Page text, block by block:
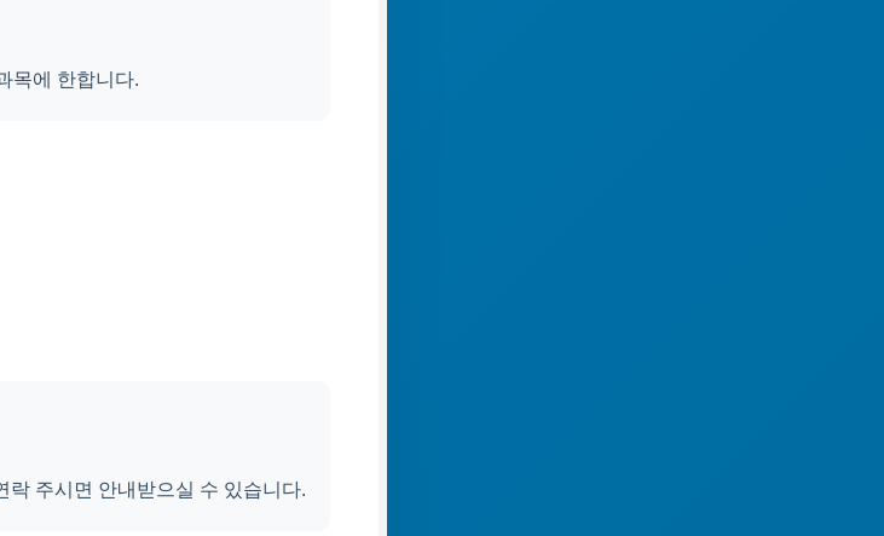
목에 한합니다.
주시면 안내받으실 수 있습니다.